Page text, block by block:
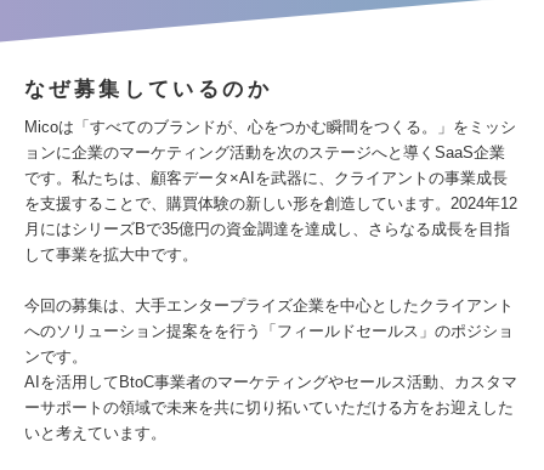
なぜ募集しているのか
Micoは「すべてのブランドが、心をつかむ瞬間をつくる。」をミッシ
ョンに企業のマーケティング活動を次のステージへと導くSaaS企業
です。私たちは、顧客データ×AIを武器に、クライアントの事業成長
を支援することで、購買体験の新しい形を創造しています。2024年12
月にはシリーズBで35億円の資金調達を達成し、さらなる成長を目指
して事業を拡大中です。
今回の募集は、大手エンタープライズ企業を中心としたクライアント
へのソリューション提案をを行う「フィールドセールス」のポジショ
ンです。
AIを活用してBtoC事業者のマーケティングやセールス活動、カスタマ
ーサポートの領域で未来を共に切り拓いていただける方をお迎えした
いと考えています。